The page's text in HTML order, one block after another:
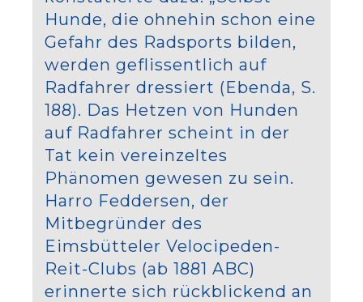
Hunde, die ohnehin schon eine
Gefahr des Radsports bilden,
werden geflissentlich auf
Radfahrer dressiert (Ebenda, S.
188). Das Hetzen von Hunden
auf Radfahrer scheint in der
Tat kein vereinzeltes
Phänomen gewesen zu sein.
Harro Feddersen, der
Mitbegründer des
Eimsbütteler Velocipeden-
Reit-Clubs (ab 1881 ABC)
erinnerte sich rückblickend an